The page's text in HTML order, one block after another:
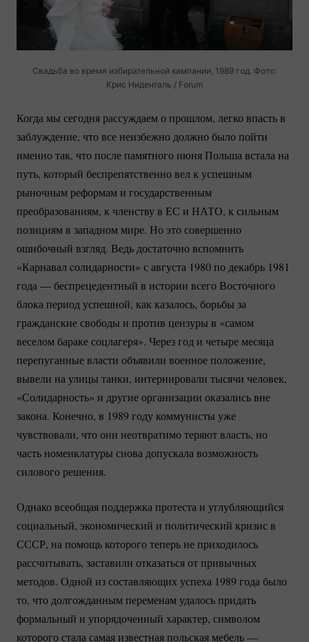
Свадьба во время избирательной кампании, 1989 год. Фото:
Крис Ниденталь / Forum
Когда мы сегодня рассуждаем о прошлом, легко впасть в
заблуждение, что все неизбежно должно было пойти
именно так, что после памятного июня Польша встала на
путь, который беспрепятственно вел к успешным
рыночным реформам и государственным
преобразованиям, к членству в ЕС и НАТО, к сильным
позициям в западном мире. Но это совершенно
ошибочный взгляд. Ведь достаточно вспомнить
«Карнавал cолидарности» с августа 1980 по декабрь 1981
года — беспрецедентный в истории всего Восточного
блока период успешной, как казалось, борьбы за
гражданские свободы и против цензуры в «самом
веселом бараке соцлагеря». Через год и четыре месяца
перепуганные власти объявили военное положение,
вывели на улицы танки, интернировали тысячи человек,
«Солидарность» и другие организации оказались вне
закона. Конечно, в 1989 году коммунисты уже
чувствовали, что они неотвратимо теряют власть, но
часть номенклатуры снова допускала возможность
силового решения.
Однако всеобщая поддержка протеста и углубляющийся
социальный, экономический и политический кризис в
СССР, на помощь которого теперь не приходилось
рассчитывать, заставили отказаться от привычных
методов. Одной из составляющих успеха 1989 года было
то, что долгожданным переменам удалось придать
формальный и упорядоченный характер, символом
которого стала самая известная польская мебель —